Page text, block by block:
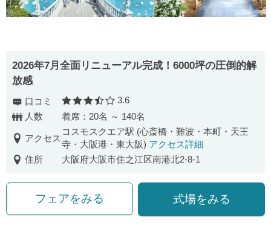
2026年7月全面リニューアル完成！6000坪の圧倒的解
放感
口コミ 口コミ評価
3.6
人数
着席：20名 ～ 140名
アクセス
コスモスクエア駅 (心斎橋・難波・本町・天王
寺・大阪港・東大阪) アクセス詳細
住所
大阪府大阪市住之江区南港北2-8-1
フェアをみる 式場をみる